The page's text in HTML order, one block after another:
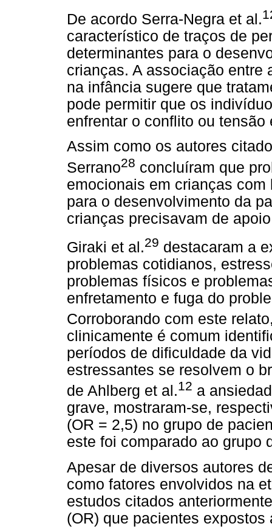
De acordo Serra-Negra et al.
característico de traços de
determinantes para o
crianças. A associação entre
na infância sugere que
pode permitir que os
enfrentar o conflito ou
Assim como os autores
Serrano28 concluíram que
emocionais em crianças
para o desenvolvimento da
crianças precisavam de
Giraki et al.29 destacaram a
problemas cotidianos,
problemas físicos e
enfretamento e fuga do
Corroborando com este
clinicamente é comum
períodos de dificuldade da
estressantes se resolvem o
de Ahlberg et al.12 a
grave, mostraram-se,
(OR = 2,5) no grupo de
este foi comparado ao grupo
Apesar de diversos autores
como fatores envolvidos na
estudos citados
(OR) que pacientes